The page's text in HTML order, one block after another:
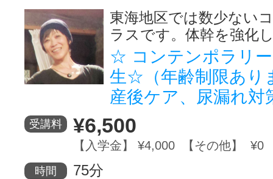
東海地区では数少ない
ラスです。体幹を強化
☆ コンテンポラリ
生☆（年齢制限あり
産後ケア、尿漏れ対
受講料 ¥6,500
【入学金】 ¥4,000 【その他】 ¥0
時間 75分